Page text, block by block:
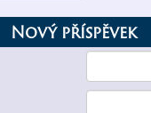
Nový příspěvek